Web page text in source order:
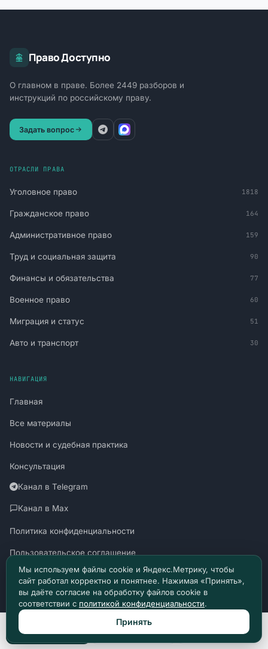
Право Доступно
О главном в праве. Более 2449 разборов и
инструкций по российскому праву.
Задать вопрос
ОТРАСЛИ ПРАВА
Уголовное право 1818
Гражданское право 164
Административное право 159
Труд и социальная защита 90
Финансы и обязательства 77
Военное право 60
Миграция и статус 51
Авто и транспорт 30
НАВИГАЦИЯ
Главная
Все материалы
Новости и судебная практика
Консультация
Канал в Telegram
Канал в Max
Политика конфиденциальности
Пользовательское соглашение
Материалы сайта носят информационный характер и не являются
юридической консультацией. © 2026 Право Доступно.
SUDZAKON.RU
Оператор персональных данных: ООО «ЯЛАНЖИ И ПАРТНЕРЫ»
Мы используем файлы cookie и Яндекс.Метрику, чтобы
сайт работал корректно и понятнее. Нажимая «Принять»,
вы даёте согласие на обработку файлов cookie в
соответствии с политикой конфиденциальности.
Принять